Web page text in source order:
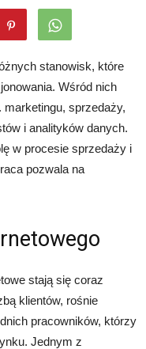
stanowisk, które
Wśród nich
sprzedaży,
i analityków danych.
w procesie sprzedaży i
pozwala na
stają się coraz
klientów, rośnie
pracowników, którzy
Jednym z